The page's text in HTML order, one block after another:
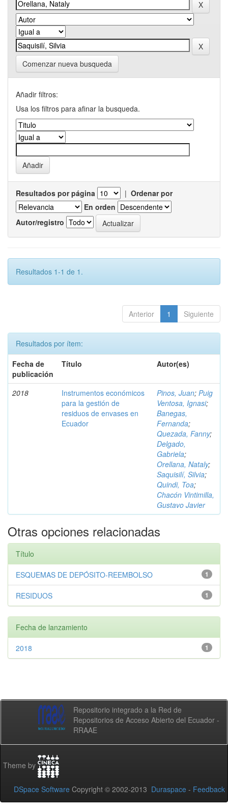
Comenzar nueva busqueda
Añadir filtros:
Usa los filtros para afinar la busqueda.
Resultados por página | Ordenar por
En orden
Autor/registro
Resultados 1-1 de 1.
Anterior 1 Siguiente
Resultados por ítem:
Fecha de
publicación
Título Autor(es)
2018
Instrumentos económicos
para la gestión de
residuos de envases en
Ecuador
Pinos, Juan; Puig
Ventosa, Ignasi;
Banegas,
Fernanda;
Quezada, Fanny;
Delgado,
Gabriela;
Orellana, Nataly;
Saquisilí, Silvia;
Quindi, Toa;
Chacón Vintimilla,
Gustavo Javier
Otras opciones relacionadas
Título
1
ESQUEMAS DE DEPÓSITO-REEMBOLSO
1
RESIDUOS
Fecha de lanzamiento
1
2018
Repositorio integrado a la Red de
Repositorios de Acceso Abierto del Ecuador -
RRAAE
Theme by
DSpace Software Copyright © 2002-2013 Duraspace - Feedback